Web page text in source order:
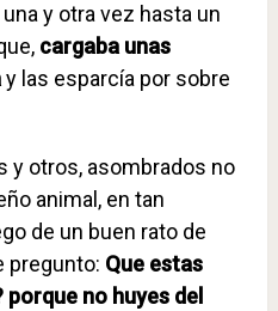
y otra vez hasta un
cargaba unas
y las esparcía por sobre
y otros, asombrados no
animal, en tan
de un buen rato de
pregunto: Que estas
porque no huyes del